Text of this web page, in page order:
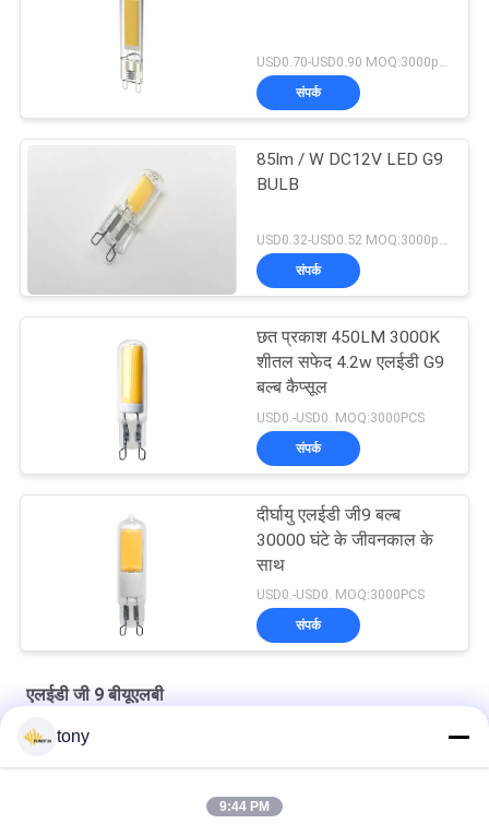
USD0.70-USD0.90 MOQ:3000pcs
संपर्क
85lm / W DC12V LED G9
BULB
संपर्क
छत प्रकाश 450LM 3000K
शीतल सफेद 4.2w एलईडी G9
बल्ब कैप्सूल
USD0.-USD0. MOQ:3000PCS
संपर्क
दीर्घायु एलईडी जी9 बल्ब
30000 घंटे के जीवनकाल के
साथ
USD0.-USD0. MOQ:3000PCS
संपर्क
एलईडी जी 9 बीयूएलबी
इंडोर लाइटिंग फुल ग्लास 13.3mm 2w 120lm / W 2700k LED G9 BULB
tony
9:44 PM